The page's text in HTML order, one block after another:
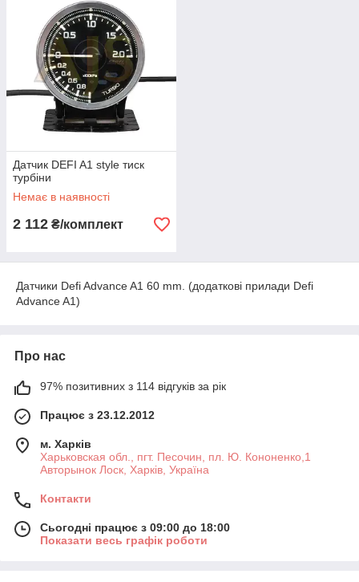
Датчик DEFI A1 style тиск
турбіни
Немає в наявності
2 112 ₴/комплект
Датчики Defi Advance A1 60 mm. (додаткові прилади Defi
Advance A1)
Про нас
97% позитивних з 114 відгуків за рік
Працює з 23.12.2012
м. Харків
Харьковская обл., пгт. Песочин, пл. Ю. Кононенко,1
Авторынок Лоск, Харків, Україна
Контакти
Сьогодні працює з 09:00 до 18:00
Показати весь графік роботи